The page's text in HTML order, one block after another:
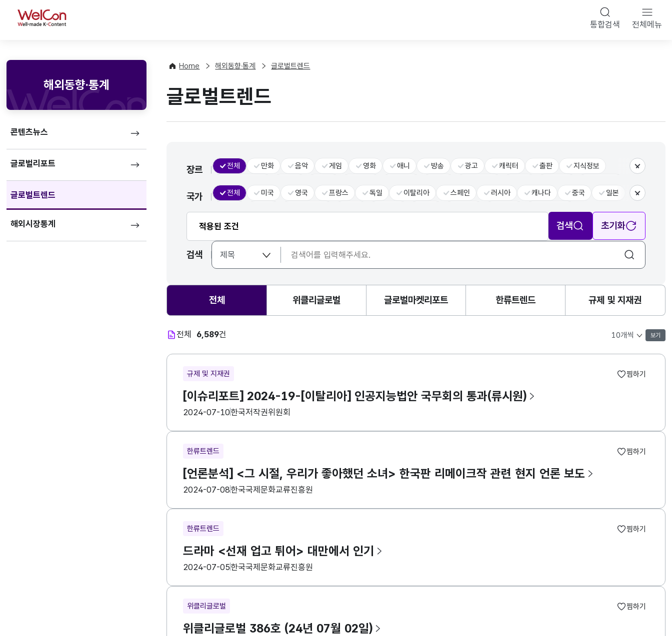
WelCon 통합검색 전체메뉴
해외동향·통계
콘텐츠뉴스
글로벌리포트
글로벌트렌드
해외시장통계
Home 해외동향·통계 글로벌트렌드
글로벌트렌드
장르 전체 만화 음악 게임 영화 애니 방송 광고 캐릭터 출판
지식정보
대중문화
더보기
국가 전체 미국 영국 프랑스 독일 이탈리아 스페인 러시아 캐나다 중국
일본
더보기
적용된 조건 검색 초기화
검색
전체 위클리글로벌 글로벌마켓리포트 한류트렌드 규제 및 지재권
전체 6,589건
목록 표시 개수 선택
보기
규제 및 지재권
[이슈리포트] 2024-19-[이탈리아] 인공지능법안 국무회의 통과(류시원)
등록일
2024-07-10수집기관한국저작권위원회
찜하기
한류트렌드
[언론분석] <그 시절, 우리가 좋아했던 소녀> 한국판 리메이크작 관련 현지 언론 보도
등록일
2024-07-08수집기관한국국제문화교류진흥원
찜하기
한류트렌드
드라마 <선재 업고 튀어> 대만에서 인기
등록일
2024-07-05수집기관한국국제문화교류진흥원
찜하기
위클리글로벌
위클리글로벌 386호 (24년 07월 02일)
찜하기